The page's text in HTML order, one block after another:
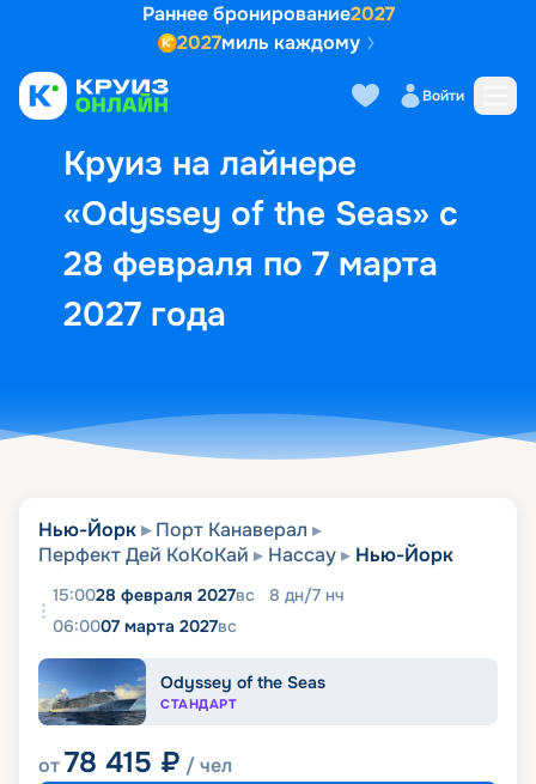
Раннее бронирование2027
2027миль каждому
Войти
Круиз на лайнере
«Odyssey of the Seas» с
28 февраля по 7 марта
2027 года
Выбор кают Маршрут и
Нью-Йорк
Порт Канаверал
Перфект Дей КоКоКай
Нассау Нью-Йорк
15:0028 февраля 2027вс 8 дн/7 нч
06:0007 марта 2027вс
Odyssey of the Seas
СТАНДАРТ
от78 415 ₽ / чел